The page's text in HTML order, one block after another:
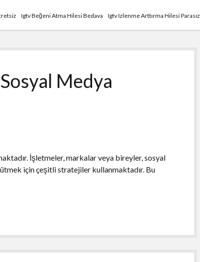
Igtv Beğeni Atma Hilesi Bedava Igtv Izlenme Arttırma Hilesi Parasız
Medya
İşletmeler, markalar veya bireyler, sosyal
için çeşitli stratejiler kullanmaktadır. Bu